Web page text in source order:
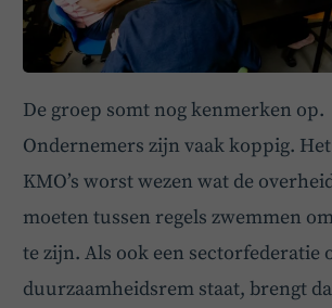
De groep somt nog kenmerken op.
Ondernemers zijn vaak koppig. Het
KMO’s worst wezen wat de
moeten tussen regels zwemmen
te zijn. Als ook een sectorfederatie
duurzaamheidsrem staat, brengt